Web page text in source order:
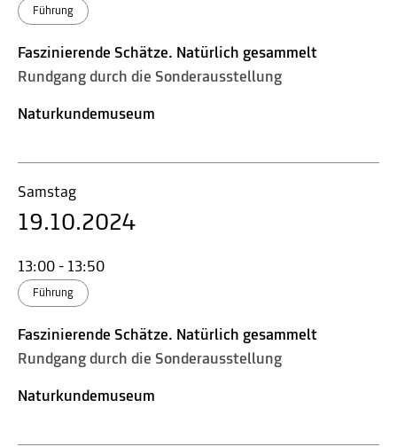
Führung
Faszinierende Schätze. Natürlich gesammelt
Rundgang durch die Sonderausstellung
Naturkundemuseum
Samstag
19.10.2024
13:00 - 13:50
Führung
Faszinierende Schätze. Natürlich gesammelt
Rundgang durch die Sonderausstellung
Naturkundemuseum